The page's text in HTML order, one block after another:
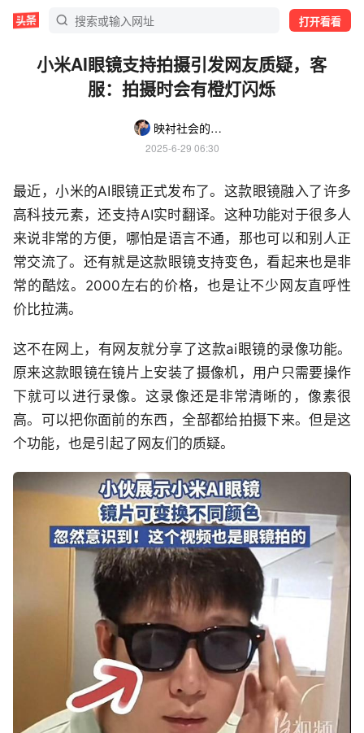
打开看看
小米AI眼镜支持拍摄引发网友质疑，客
服：拍摄时会有橙灯闪烁
映衬社会的身影
2025-6-29 06:30
最近，小米的AI眼镜正式发布了。这款眼镜融入了许多
高科技元素，还支持AI实时翻译。这种功能对于很多人
来说非常的方便，哪怕是语言不通，那也可以和别人正
常交流了。还有就是这款眼镜支持变色，看起来也是非
常的酷炫。2000左右的价格，也是让不少网友直呼性
价比拉满。
这不在网上，有网友就分享了这款ai眼镜的录像功能。
原来这款眼镜在镜片上安装了摄像机，用户只需要操作
下就可以进行录像。这录像还是非常清晰的，像素很
高。可以把你面前的东西，全部都给拍摄下来。但是这
个功能，也是引起了网友们的质疑。